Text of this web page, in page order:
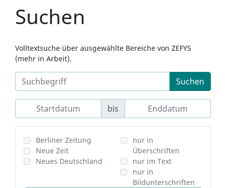
Suchen
Volltextsuche über ausgewählte Bereiche von ZEFYS
(mehr in Arbeit).
Suchen
bis
Berliner Zeitung
Neue Zeit
Neues Deutschland
nur in
Überschriften
nur im Text
nur in
Bildunterschriften